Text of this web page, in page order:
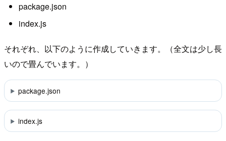
package.json
index.js
それぞれ、以下のように作成していきます。（全文は少し長
いので畳んでいます。）
package.json
index.js